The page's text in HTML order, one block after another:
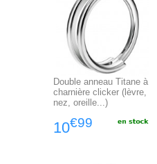
Double anneau Titane à
charnière clicker (lèvre,
nez, oreille...)
10€99